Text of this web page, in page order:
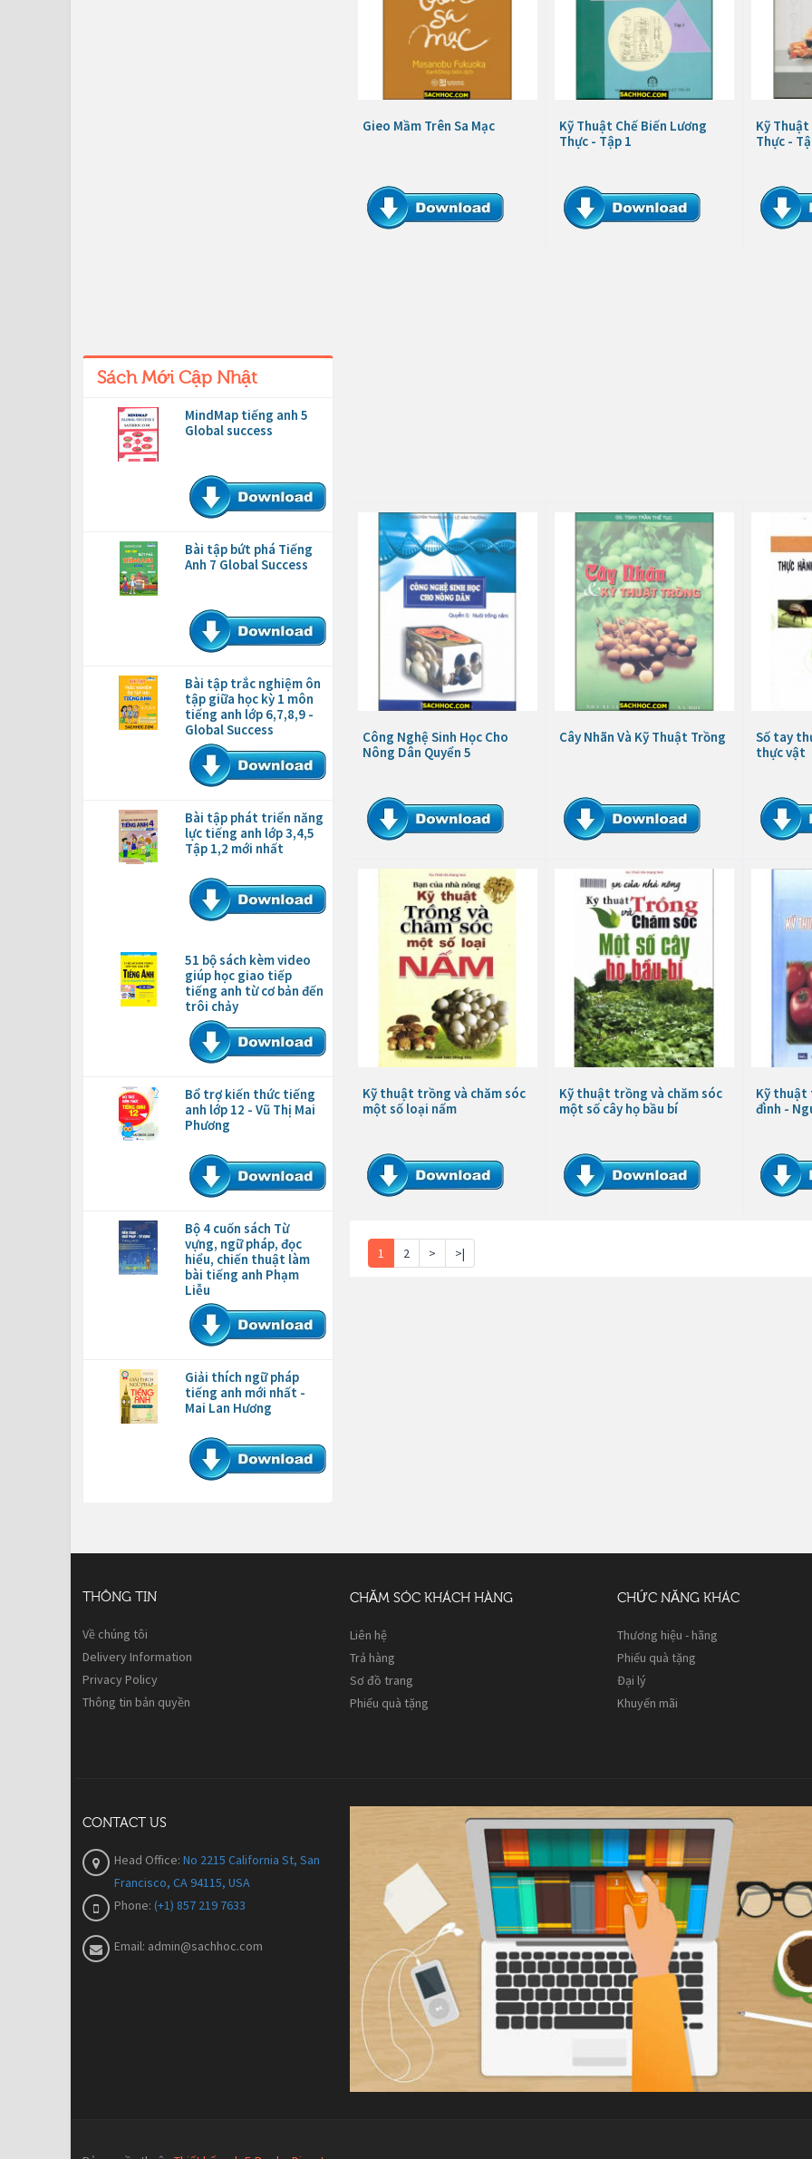
Sách Mới Cập Nhật
MindMap tiếng anh 5
Global success
Bài tập bứt phá Tiếng
Anh 7 Global Success
Bài tập trắc nghiệm ôn
tập giữa học kỳ 1 môn
tiếng anh lớp 6,7,8,9 -
Global Success
Bài tập phát triển năng
lực tiếng anh lớp 3,4,5
Tập 1,2 mới nhất
51 bộ sách kèm video
giúp học giao tiếp
tiếng anh từ cơ bản đến
trôi chảy
Bổ trợ kiến thức tiếng
anh lớp 12 - Vũ Thị Mai
Phương
Bộ 4 cuốn sách Từ
vựng, ngữ pháp, đọc
hiểu, chiến thuật làm
bài tiếng anh Phạm
Liễu
Giải thích ngữ pháp
tiếng anh mới nhất -
Mai Lan Hương
Gieo Mầm Trên Sa Mạc
Kỹ Thuật Chế Biến Lương
Thực - Tập 1
Kỹ Thuật
Thực -
Công Nghệ Sinh Học Cho
Nông Dân Quyển 5
Cây Nhãn Và Kỹ Thuật Trồng
Số tay
thực vật
Kỹ thuật trồng và chăm sóc
một số loại nấm
Kỹ thuật trồng và chăm sóc
một số cây họ bầu bí
Kỹ thuật
đình -
1 2 > >|
THÔNG TIN
Về chúng tôi
Delivery Information
Privacy Policy
Thông tin bản quyền
CHĂM SÓC KHÁCH HÀNG
Liên hệ
Trả hàng
Sơ đồ trang
Phiếu quà tặng
CHỨC NĂNG KHÁC
Thương hiệu - hãng
Phiếu quà tặng
Đại lý
Khuyến mãi
CONTACT US
Head Office: No 2215 California St, San
Francisco, CA 94115, USA
Phone: (+1) 857 219 7633
Email: admin@sachhoc.com